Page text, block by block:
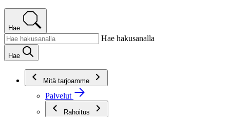
Hae
Hae hakusanalla
Hae
Mitä tarjoamme
Palvelut
Rahoitus